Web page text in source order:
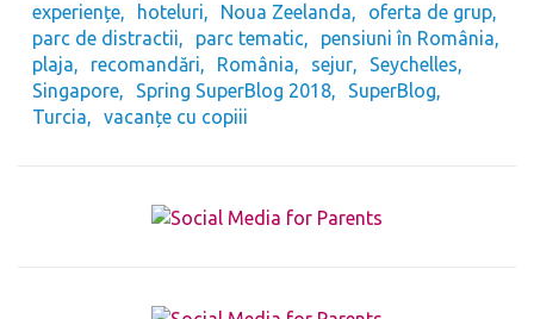
experiențe
hoteluri Noua Zeelanda
oferta de grup
parc de distractii
parc tematic
pensiuni în România
plaja
recomandări România sejur
Seychelles
Singapore
Spring SuperBlog 2018
SuperBlog
Turcia
vacanțe cu copiii